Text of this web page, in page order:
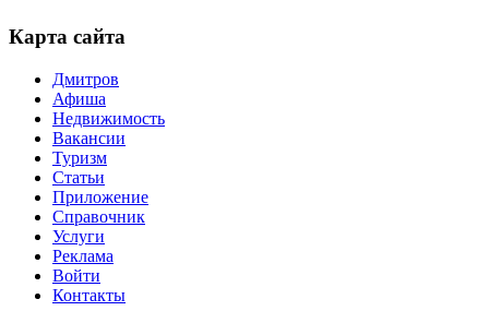
Карта сайта
Дмитров
Афиша
Недвижимость
Вакансии
Туризм
Статьи
Приложение
Справочник
Услуги
Реклама
Войти
Контакты